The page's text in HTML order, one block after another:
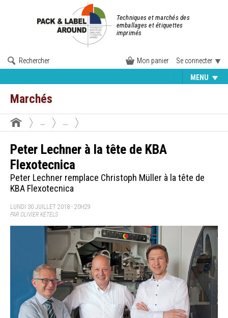
Techniques et marchés des
emballages et étiquettes
imprimés
Rechercher Mon panier Se connecter
MENU
Marchés
Peter Lechner à la tête de KBA
Flexotecnica
Peter Lechner remplace Christoph Müller à la tête de
KBA Flexotecnica
LUNDI 30 JUILLET 2018 - 20H29
PAR OLIVIER KETELS